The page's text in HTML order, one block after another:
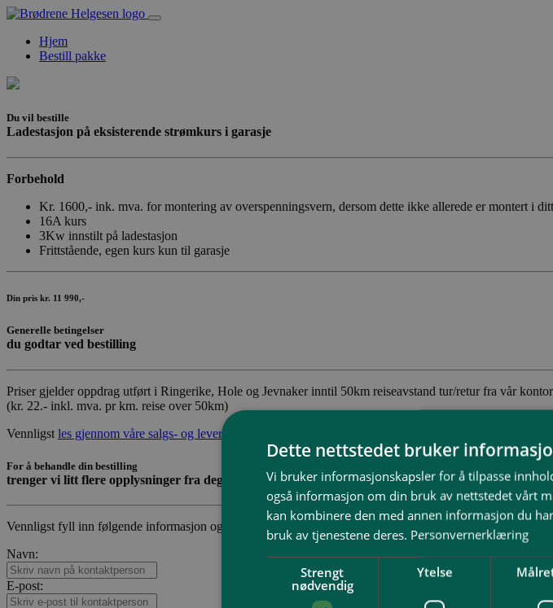
Hjem
Bestill pakke
Du vil bestille
Ladestasjon på eksisterende strømkurs i garasje
Forbehold
Kr. 1600,- ink. mva. for montering av overspenningsvern, dersom dette ikke allerede er montert i
16A kurs
3Kw innstilt på ladestasjon
Frittstående, egen kurs kun til garasje
Din pris kr. 11 990,-
Generelle betingelser
du godtar ved bestilling
Priser gjelder oppdrag utført i Ringerike, Hole og Jevnaker inntil 50km reiseavstand tur/retur fra vår
(kr. 22.- inkl. mva. pr km. reise over 50km)
Vennligst les gjennom våre salgs- og leveringsbetingelser
For å behandle din bestilling
trenger vi litt flere opplysninger fra deg
Vennligst fyll inn følgende informasjon og last opp bilder etterspurt i sjekkpunktene.
Navn:
E-post:
Dette nettstedet bruker
Vi bruker informasjonskapsler for å tilpasse
også informasjon om din bruk av nettstedet vårt
kan kombinere den med annen informasjon du
bruk av tjenestene deres. Personvernerklæring
Strengt
nødvendig
Ytelse